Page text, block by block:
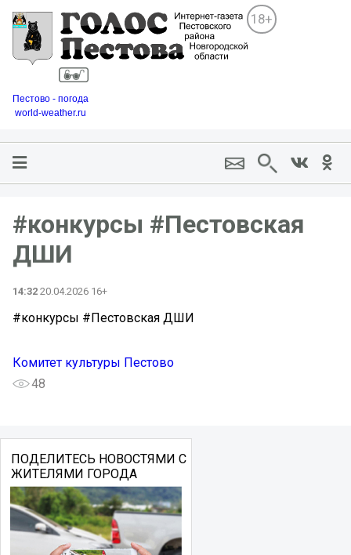
18+
Пестово - погода
world-weather.ru
#конкурсы #Пестовская
ДШИ
14:32 20.04.2026 16+
#конкурсы #Пестовская ДШИ
Комитет культуры Пестово
48
ПОДЕЛИТЕСЬ НОВОСТЯМИ С
ЖИТЕЛЯМИ ГОРОДА